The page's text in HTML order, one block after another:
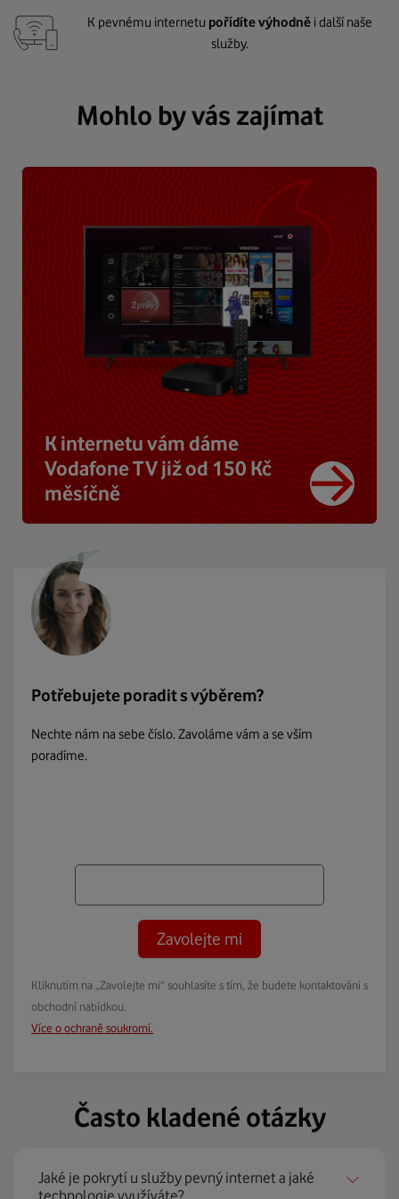
K pevnému internetu pořídíte výhodně i další naše
služby.
Mohlo by vás zajímat
K internetu vám dáme
Vodafone TV již od 150 Kč
měsíčně
Potřebujete poradit s výběrem?
Nechte nám na sebe číslo. Zavoláme vám a se vším
poradíme.
Zavolejte mi
Kliknutím na „Zavolejte mi“ souhlasíte s tím, že budete kontaktováni s
obchodní nabídkou.
Více o ochraně soukromí.
Často kladené otázky
Jaké je pokrytí u služby pevný internet a jaké
technologie využíváte?